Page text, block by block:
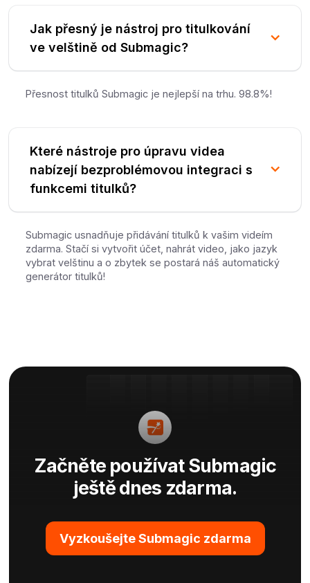
Jak přesný je nástroj pro titulkování
ve velštině od Submagic?
Přesnost titulků Submagic je nejlepší na trhu. 98.8%!
Které nástroje pro úpravu videa
nabízejí bezproblémovou integraci s
funkcemi titulků?
Submagic usnadňuje přidávání titulků k vašim videím
zdarma. Stačí si vytvořit účet, nahrát video, jako jazyk
vybrat velštinu a o zbytek se postará náš automatický
generátor titulků!
Začněte používat Submagic
ještě dnes zdarma.
Vyzkoušejte Submagic zdarma